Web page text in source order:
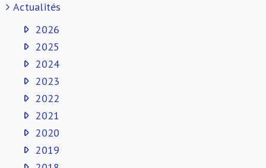
Actualités
2026
2025
2024
2023
2022
2021
2020
2019